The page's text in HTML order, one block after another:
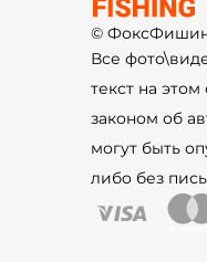
©
Все
текст на
законом об
могут быть
либо без